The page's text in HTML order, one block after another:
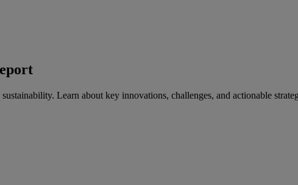
Learn about key innovations, challenges, and actionable